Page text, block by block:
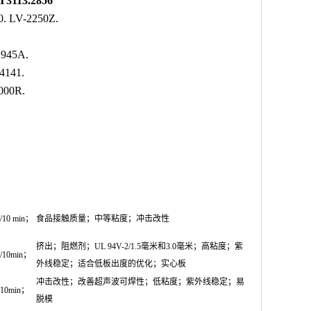
LV-2250Z.
min； 食品接触质量；中等粘度；冲击改性
；
挤出；阻燃剂；UL 94V-2/1.5毫米和3.0毫米；高粘度；紫
外线稳定；适合低板出度的优化；实心板
；
冲击改性；改善超声波可焊性；低粘度；紫外线稳定；易
脱模